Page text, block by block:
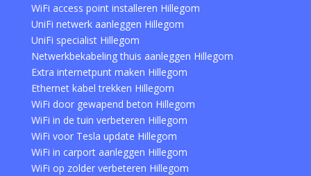
WiFi access point installeren Hillegom
UniFi netwerk aanleggen Hillegom
UniFi specialist Hillegom
Netwerkbekabeling thuis aanleggen Hillegom
Extra internetpunt maken Hillegom
Ethernet kabel trekken Hillegom
WiFi door gewapend beton Hillegom
WiFi in de tuin verbeteren Hillegom
WiFi voor Tesla update Hillegom
WiFi in carport aanleggen Hillegom
WiFi op zolder verbeteren Hillegom